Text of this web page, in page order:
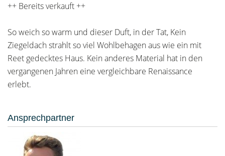
++ Bereits verkauft ++
So weich so warm und dieser Duft, in der Tat, Kein
Ziegeldach strahlt so viel Wohlbehagen aus wie ein mit
Reet gedecktes Haus. Kein anderes Material hat in den
vergangenen Jahren eine vergleichbare Renaissance
erlebt.
Ansprechpartner